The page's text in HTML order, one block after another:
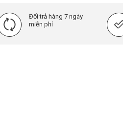
Đổi trả hàng 7 ngày
miễn phí